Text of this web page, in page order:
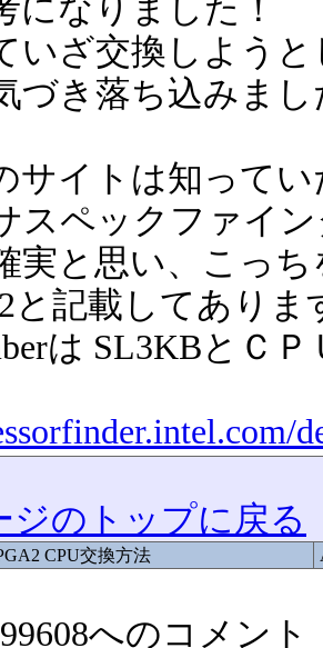
になりました！
いざ交換しようと
づき落ち込みまし
サイトは知って
スペックファイ
実と思い、こっ
と記載してありま
は SL3KBとＣ
のトップに戻る
CPU交換方法
へのコメント